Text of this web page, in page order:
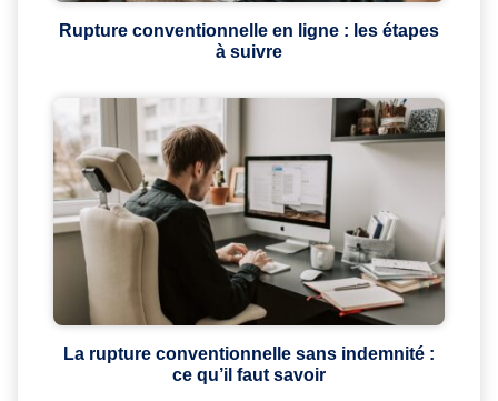
Rupture conventionnelle en ligne : les étapes
à suivre
La rupture conventionnelle sans indemnité :
ce qu’il faut savoir